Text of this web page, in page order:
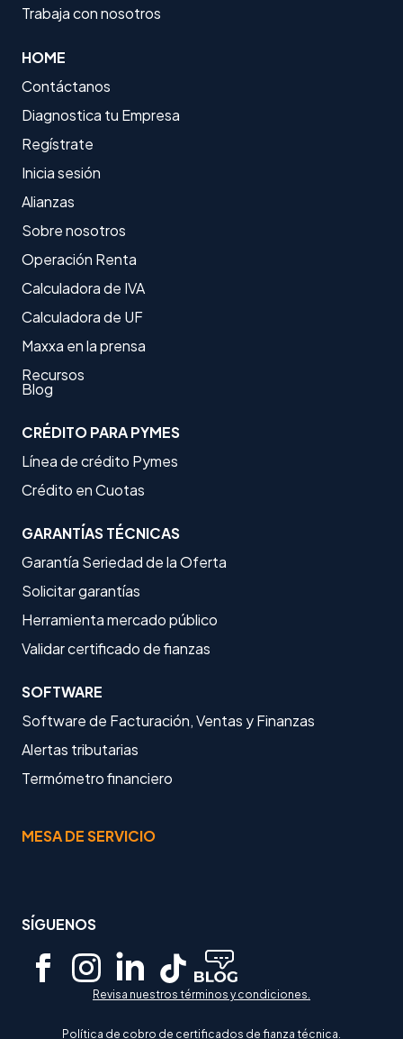
Trabaja con nosotros
HOME
Contáctanos
Diagnostica tu Empresa
Regístrate
Inicia sesión
Alianzas
Sobre nosotros
Operación Renta
Calculadora de IVA
Calculadora de UF
Maxxa en la prensa
Recursos
Blog
CRÉDITO PARA PYMES
Línea de crédito Pymes
Crédito en Cuotas
GARANTÍAS TÉCNICAS
Garantía Seriedad de la Oferta
Solicitar garantías
Herramienta mercado público
Validar certificado de fianzas
SOFTWARE
Software de Facturación, Ventas y Finanzas
Alertas tributarias
Termómetro financiero
MESA DE SERVICIO
SÍGUENOS
Revisa nuestros términos y condiciones.
Política de cobro de certificados de fianza técnica.